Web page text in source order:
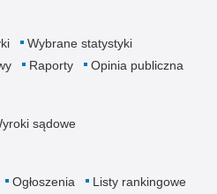
Wybrane statystyki
Raporty Opinia publiczna
sądowe
Ogłoszenia
Listy rankingowe